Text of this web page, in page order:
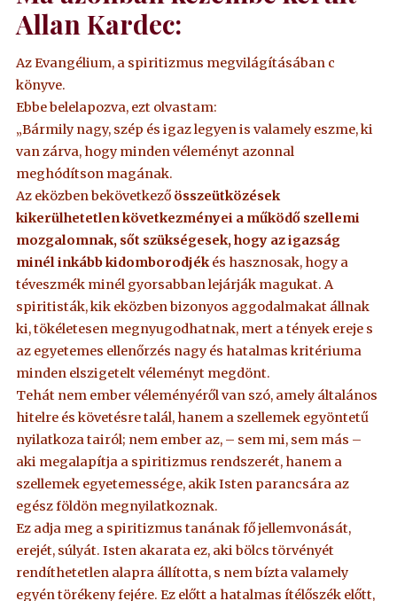
Allan Kardec:
Az Evangélium, a spiritizmus megvilágításában c
könyve.
Ebbe belelapozva, ezt olvastam:
„Bármily nagy, szép és igaz legyen is valamely eszme, ki
van zárva, hogy minden véleményt azonnal
meghódítson magának.
Az eközben bekövetkező összeütközések
kikerülhetetlen következményei a működő szellemi
mozgalomnak, sőt szükségesek, hogy az igazság
minél inkább kidomborodjékés hasznosak, hogy a
téveszmék minél gyorsabban lejárják magukat. A
spiritisták, kik eközben bizonyos aggodalmakat állnak
ki, tökéletesen megnyugodhatnak, mert a tények ereje s
az egyetemes ellenőrzés nagy és hatalmas kritériuma
minden elszigetelt véleményt megdönt.
Tehát nem ember véleményéről van szó, amely általános
hitelre és követésre talál, hanem a szellemek egyöntetű
nyilatkoza tairól; nem ember az, – sem mi, sem más –
aki megalapítja a spiritizmus rendszerét, hanem a
szellemek egyetemessége, akik Isten parancsára az
egész földön megnyilatkoznak.
Ez adja meg a spiritizmus tanának fő jellemvonását,
erejét, súlyát. Isten akarata ez, aki bölcs törvényét
rendíthetetlen alapra állította, s nem bízta valamely
egyén törékeny fejére. Ez előtt a hatalmas ítélőszék előtt,